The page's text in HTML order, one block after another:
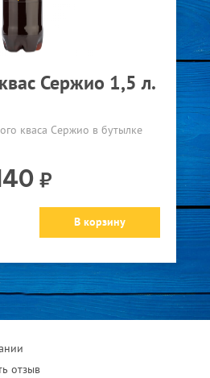
Сержио 1,5 л.
кваса Сержио в бутылке
В корзину
отзыв